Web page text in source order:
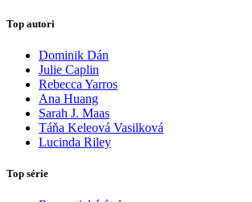
Top autori
Dominik Dán
Julie Caplin
Rebecca Yarros
Ana Huang
Sarah J. Maas
Táňa Keleová Vasilková
Lucinda Riley
Top série